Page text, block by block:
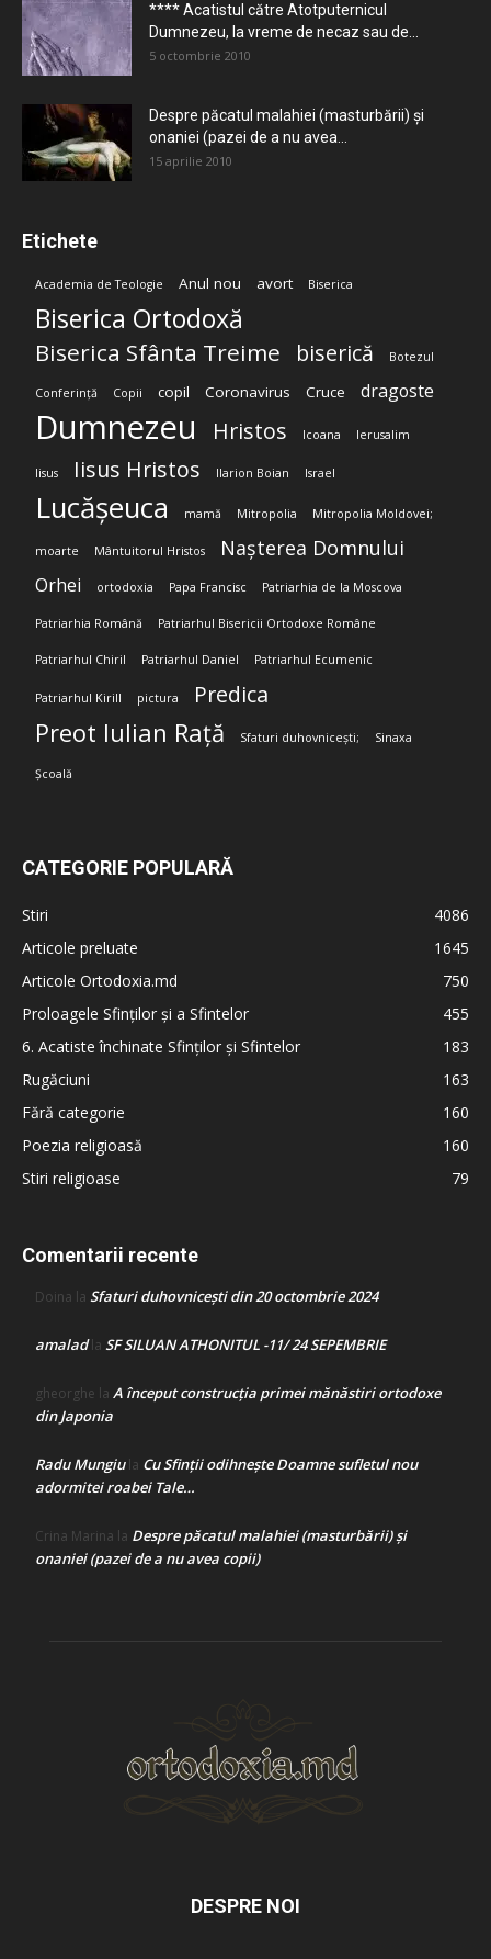
**** Acatistul către Atotputernicul
Dumnezeu, la vreme de necaz sau de...
5 octombrie 2010
Despre păcatul malahiei (masturbării) şi
onaniei (pazei de a nu avea...
15 aprilie 2010
Etichete
Academia de Teologie Anul nou avort Biserica
Biserica Ortodoxă
Biserica Sfânta Treime biserică Botezul
Conferință Copii copil Coronavirus Cruce dragoste
Dumnezeu Hristos Icoana Ierusalim
Iisus Iisus Hristos Ilarion Boian Israel
Lucășeuca mamă Mitropolia Mitropolia Moldovei;
moarte Mântuitorul Hristos Nașterea Domnului
Orhei ortodoxia Papa Francisc Patriarhia de la Moscova
Patriarhia Română Patriarhul Bisericii Ortodoxe Române
Patriarhul Chiril Patriarhul Daniel Patriarhul Ecumenic
Patriarhul Kirill pictura Predica
Preot Iulian Rață Sfaturi duhovnicești; Sinaxa
Școală
CATEGORIE POPULARĂ
Stiri
4086
Articole preluate
1645
Articole Ortodoxia.md
750
Proloagele Sfinților și a Sfintelor
455
6. Acatiste închinate Sfinților și Sfintelor
183
Rugăciuni
163
Fără categorie
160
Poezia religioasă
160
Stiri religioase
79
Comentarii recente
Doina la Sfaturi duhovnicești din 20 octombrie 2024
amaladla SF SILUAN ATHONITUL -11/ 24 SEPEMBRIE
gheorghe la A început construcţia primei mănăstiri ortodoxe
din Japonia
Radu Mungiula Cu Sfinții odihnește Doamne sufletul nou
adormitei roabei Tale…
Crina Marina la Despre păcatul malahiei (masturbării) şi
onaniei (pazei de a nu avea copii)
DESPRE NOI